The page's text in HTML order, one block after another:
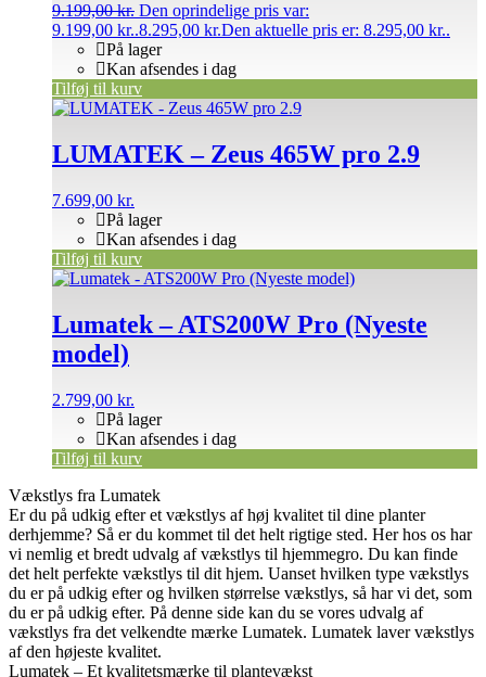
9.199,00kr. Den oprindelige pris var:
9.199,00 kr..8.295,00 kr.Den aktuelle pris er: 8.295,00 kr..
På lager
Kan afsendes i dag
Tilføj til kurv
LUMATEK – Zeus 465W pro 2.9
7.699,00 kr.
På lager
Kan afsendes i dag
Tilføj til kurv
Lumatek – ATS200W Pro (Nyeste
model)
2.799,00 kr.
På lager
Kan afsendes i dag
Tilføj til kurv
Vækstlys fra Lumatek
Er du på udkig efter et vækstlys af høj kvalitet til dine planter
derhjemme? Så er du kommet til det helt rigtige sted. Her hos os har
vi nemlig et bredt udvalg af vækstlys til hjemmegro. Du kan finde
det helt perfekte vækstlys til dit hjem. Uanset hvilken type vækstlys
du er på udkig efter og hvilken størrelse vækstlys, så har vi det, som
du er på udkig efter. På denne side kan du se vores udvalg af
vækstlys fra det velkendte mærke Lumatek. Lumatek laver vækstlys
af den højeste kvalitet.
Lumatek – Et kvalitetsmærke til plantevækst